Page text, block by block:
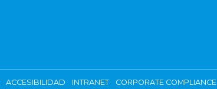
ACCESIBILIDAD INTRANET CORPORATE COMPLIANCE